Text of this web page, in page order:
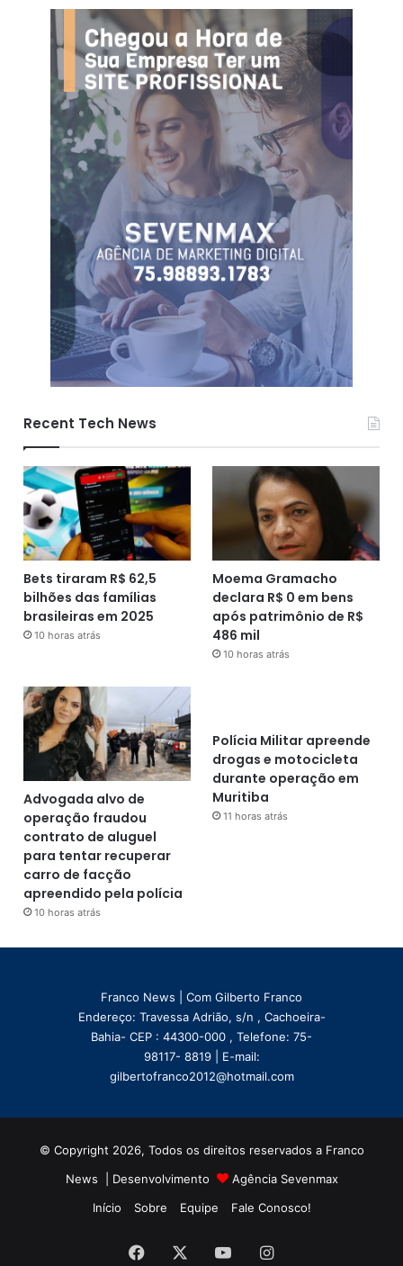
Recent Tech News
Bets tiraram R$ 62,5
bilhões das famílias
brasileiras em 2025
10 horas atrás
Moema Gramacho
declara R$ 0 em bens
após patrimônio de R$
486 mil
10 horas atrás
Advogada alvo de
operação fraudou
contrato de aluguel
para tentar recuperar
carro de facção
apreendido pela polícia
10 horas atrás
Polícia Militar apreende
drogas e motocicleta
durante operação em
Muritiba
11 horas atrás
Franco News | Com Gilberto Franco
Endereço: Travessa Adrião, s/n , Cachoeira-
Bahia- CEP : 44300-000 , Telefone: 75-
98117- 8819 | E-mail:
gilbertofranco2012@hotmail.com
© Copyright 2026, Todos os direitos reservados a Franco
News | Desenvolvimento
Agência Sevenmax
Início
Sobre Equipe Fale Conosco!
Facebook YouTubeInstagram